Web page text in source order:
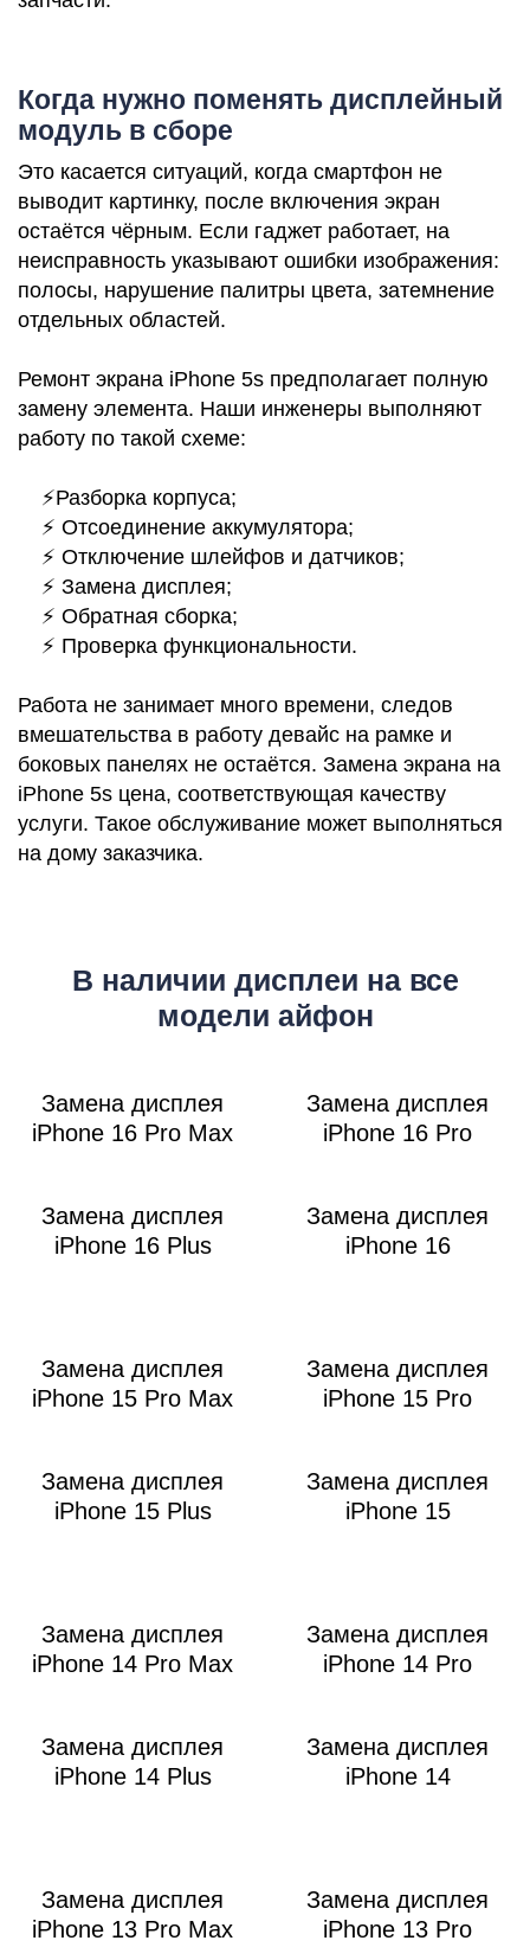
Когда нужно поменять дисплейный
модуль в сборе
Это касается ситуаций, когда смартфон не
выводит картинку, после включения экран
остаётся чёрным. Если гаджет работает, на
неисправность указывают ошибки изображения:
полосы, нарушение палитры цвета, затемнение
отдельных областей.
Ремонт экрана iPhone 5s предполагает полную
замену элемента. Наши инженеры выполняют
работу по такой схеме:
⚡️Разборка корпуса;
⚡️ Отсоединение аккумулятора;
⚡️ Отключение шлейфов и датчиков;
⚡️ Замена дисплея;
⚡️ Обратная сборка;
⚡️ Проверка функциональности.
Работа не занимает много времени, следов
вмешательства в работу девайс на рамке и
боковых панелях не остаётся. Замена экрана на
iPhone 5s цена, соответствующая качеству
услуги. Такое обслуживание может выполняться
на дому заказчика.
В наличии дисплеи на все
модели айфон
Замена дисплея
iPhone 16 Pro Max
Замена дисплея
iPhone 16 Pro
Замена дисплея
iPhone 16 Plus
Замена дисплея
iPhone 16
Замена дисплея
iPhone 15 Pro Max
Замена дисплея
iPhone 15 Pro
Замена дисплея
iPhone 15 Plus
Замена дисплея
iPhone 15
Замена дисплея
iPhone 14 Pro Max
Замена дисплея
iPhone 14 Pro
Замена дисплея
iPhone 14 Plus
Замена дисплея
iPhone 14
Замена дисплея
iPhone 13 Pro Max
Замена дисплея
iPhone 13 Pro